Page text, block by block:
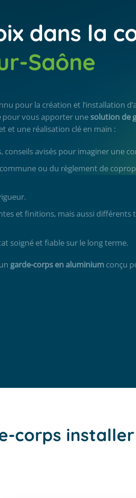
dans la
Saône
pour la création et l’installation
pour vous apporter unesolution de
et une réalisation clé en main :
avisés pour imaginer une
ou du règlement de
et finitions, mais aussi différents
soigné et fiable sur le long terme.
garde-corps en aluminiumconçu
corps